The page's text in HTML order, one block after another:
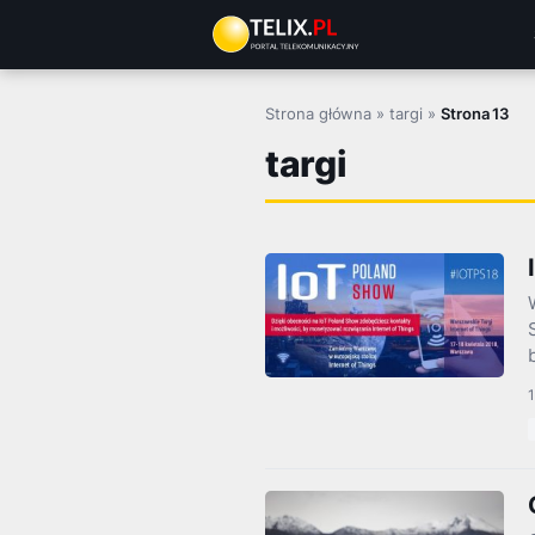
treści
Strona główna »targi » Strona 13
targi